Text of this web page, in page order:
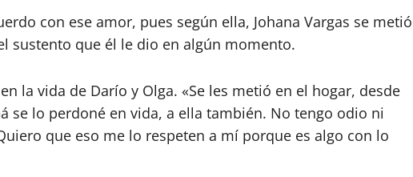
con ese amor, pues según ella, Johana Vargas se metió
sustento que él le dio en algún momento.
la vida de Darío y Olga. «Se les metió en el hogar, desde
se lo perdoné en vida, a ella también. No tengo odio ni
que eso me lo respeten a mí porque es algo con lo